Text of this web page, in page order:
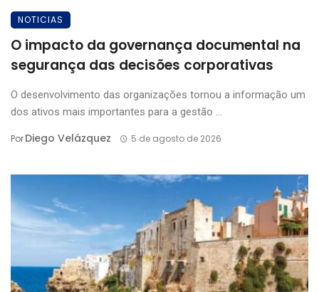
NOTICIAS
O impacto da governança documental na
segurança das decisões corporativas
O desenvolvimento das organizações tornou a informação um
dos ativos mais importantes para a gestão ...
PorDiego Velázquez 5 de agosto de 2026